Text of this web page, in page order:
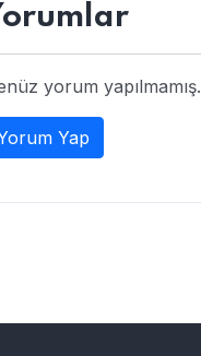
yorum yapılmamış.
Yap